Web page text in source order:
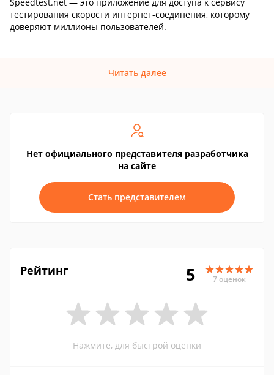
тестирования скорости интернет-соединения, которому
доверяют миллионы пользователей.
Читать далее
Нет официального представителя разработчика
на сайте
Стать представителем
Рейтинг 5 7 оценок
Нажмите, для быстрой оценки